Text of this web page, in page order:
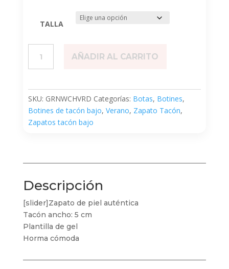
TALLA
Verde
AÑADIR AL CARRITO
SKU: GRNWCHVRD Categorías: Botas, Botines,
Botines de tacón bajo, Verano, Zapato Tacón,
Zapatos tacón bajo
Descripción
[slider]Zapato de piel auténtica
Tacón ancho: 5 cm
Plantilla de gel
Horma cómoda